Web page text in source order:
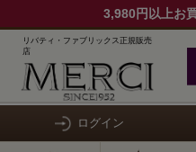
3,980円以上お
リバティ・ファブリックス正規販売
店
ログイン